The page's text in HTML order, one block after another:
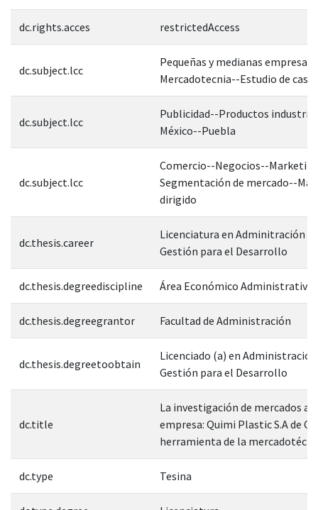
dc.rights.acces restrictedAccess
dc.subject.lcc
Pequeñas y medianas
Mercadotecnia--Estudio de
dc.subject.lcc
Publicidad--Productos
México--Puebla
dc.subject.lcc
Comercio--Negocios--
Segmentación de mercado--
dirigido
dc.thesis.career
Licenciatura en Adminitración
Gestión para el Desarrollo
dc.thesis.degreediscipline Área Económico Administrativa
dc.thesis.degreegrantor Facultad de Administración
dc.thesis.degreetoobtain
Licenciado (a) en
Gestión para el Desarrollo
dc.title
La investigación de mercados
empresa: Quimi Plastic S.A de
herramienta de la mercadotéc
dc.type Tesina